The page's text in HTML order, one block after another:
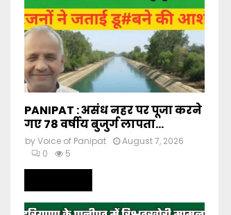
PANIPAT : असंध नहर पर पूजा करने
गए 78 वर्षीय बुजुर्ग लापता...
byVoice of Panipat
August 7, 2026
0
5